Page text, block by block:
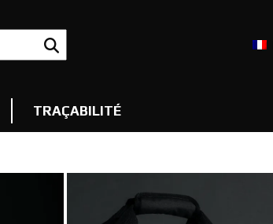
TRAÇABILITÉ